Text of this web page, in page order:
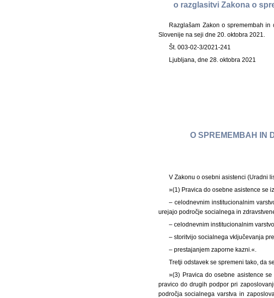
o razglasitvi Zakona o
Razglašam Zakon o spremembah
Slovenije na seji dne 20. oktobra 2021.
Št. 003-02-3/2021-241
Ljubljana, dne 28. oktobra 2021
O SPREMEMBAH IN
V Zakonu o osebni asistenci (Uradni
»(1) Pravica do osebne asistence se
– celodnevnim institucionalnim
urejajo področje socialnega in
– celodnevnim institucionalnim
– storitvijo socialnega vključevanja
– prestajanjem zaporne kazni.«.
Tretji odstavek se spremeni tako, da
»(3) Pravica do osebne asistence
pravico do drugih podpor pri
področja socialnega varstva in